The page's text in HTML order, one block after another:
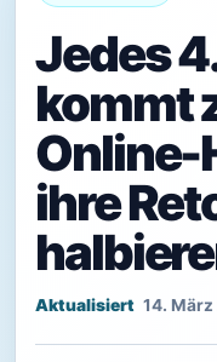
Jedes
kommt
Online-
ihre
14.